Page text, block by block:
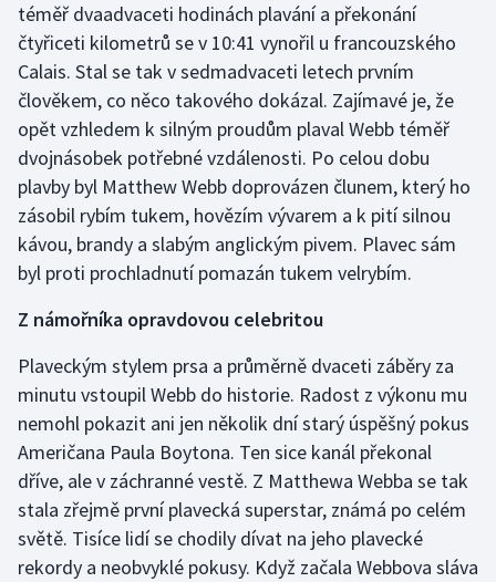
Moderní pětiboj
Motorsport
Olympijské hry
Parasport
Plavání
Plážový volejbal
Rychlobruslení
Rychlostní kanoistika
Short track
Sportovní střelba
téměř dvaadvaceti hodinách plavání a překonání
čtyřiceti kilometrů se v 10:41 vynořil u francouzského
Calais. Stal se tak v sedmadvaceti letech prvním
člověkem, co něco takového dokázal. Zajímavé je, že
opět vzhledem k silným proudům plaval Webb téměř
dvojnásobek potřebné vzdálenosti. Po celou dobu
plavby byl Matthew Webb doprovázen člunem, který ho
zásobil rybím tukem, hovězím vývarem a k pití silnou
kávou, brandy a slabým anglickým pivem. Plavec sám
byl proti prochladnutí pomazán tukem velrybím.
Z námořníka opravdovou celebritou
Plaveckým stylem prsa a průměrně dvaceti záběry za
minutu vstoupil Webb do historie. Radost z výkonu mu
nemohl pokazit ani jen několik dní starý úspěšný pokus
Američana Paula Boytona. Ten sice kanál překonal
dříve, ale v záchranné vestě. Z Matthewa Webba se tak
stala zřejmě první plavecká superstar, známá po celém
světě. Tisíce lidí se chodily dívat na jeho plavecké
rekordy a neobvyklé pokusy. Když začala Webbova sláva